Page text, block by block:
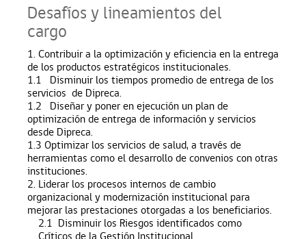
Desafíos y lineamientos del
cargo
1. Contribuir a la optimización y eficiencia en la entrega
de los productos estratégicos institucionales.
1.1
Disminuir los tiempos promedio de entrega de los
servicios de Dipreca.
1.2
Diseñar y poner en ejecución un plan de
optimización de entrega de información y servicios
desde Dipreca.
1.3 Optimizar los servicios de salud, a través de
herramientas como el desarrollo de convenios con otras
instituciones.
2. Liderar los procesos internos de cambio
organizacional y modernización institucional para
mejorar las prestaciones otorgadas a los beneficiarios.
2.1 Disminuir los Riesgos identificados como
Críticos de la Gestión Institucional.